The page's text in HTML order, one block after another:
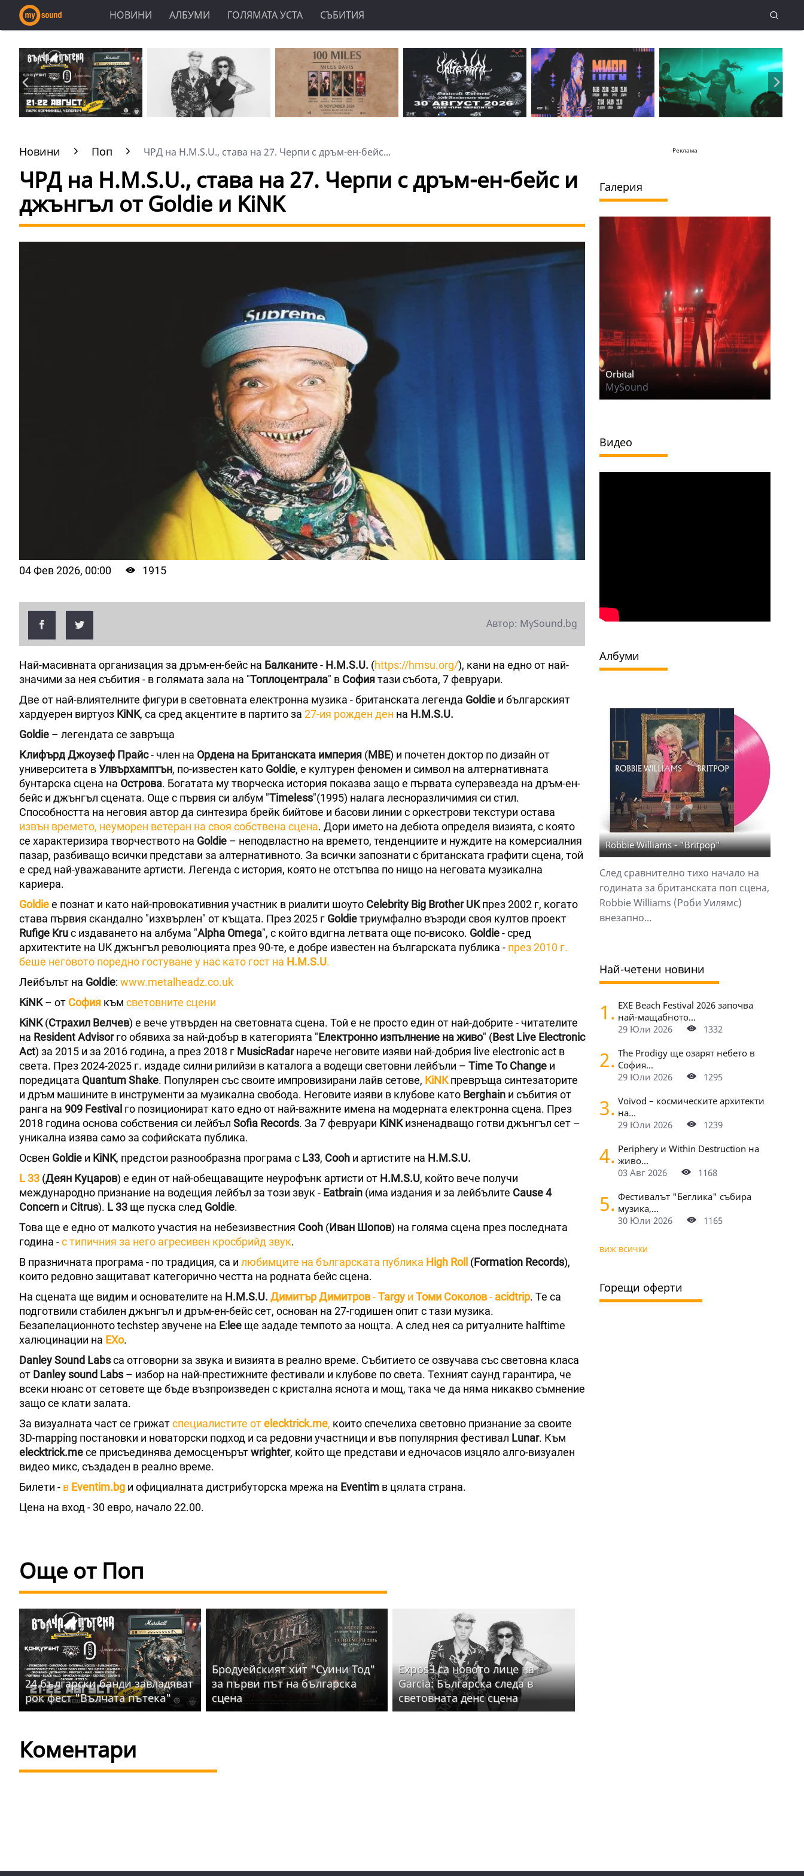
НОВИНИ АЛБУМИ ГОЛЯМАТА УСТА СЪБИТИЯ
Новини Поп ЧРД на H.M.S.U., става на 27. Черпи с дръм-ен-бейс...
ЧРД на H.M.S.U., става на 27. Черпи с дръм-ен-бейс и
джънгъл от Goldie и KiNK
04 Фев 2026, 00:00 1915
Автор: MySound.bg
Най-масивната организация за дръм-ен-бейс на Балканите- H.M.S.U. (https://hmsu.org/), кани на едно от най-
значими за нея събития - в голямата зала на "Топлоцентрала" в Софиятази събота, 7 февруари.
Две от най-влиятелните фигури в световната електронна музика - британската легенда Goldie и българският
хардуерен виртуоз KiNK, са сред акцентите в партито за 27-ия рожден ден на H.M.S.U.
Goldie – легендата се завръща
Клифърд Джоузеф Прайс- член на Ордена на Британската империя (MBE) и почетен доктор по дизайн от
университета вУлвърхамптън, по-известен като Goldie, е културен феномен и символ на алтернативната
бунтарска сцена на Острова. Богатата му творческа история показва защо е първата суперзвезда на дръм-ен-
бейс и джънгъл сцената. Още с първия си албум "Timeless"(1995) налага лесноразличимия си стил.
Способността на неговия автор да синтезира брейк бийтове и басови линии с оркестрови текстури остава
извън времето, неуморен ветеран на своя собствена сцена. Дори името на дебюта определя визията, с която
се характеризира творчеството на Goldie – неподвластно на времето, тенденциите и нуждите на комерсиалния
пазар, разбиващо всички представи за алтернативното. За всички запознати с британската графити сцена, той
е сред най-уважаваните артисти. Легенда с история, която не отстъпва по нищо на неговата музикална
кариера.
Goldieе познат и като най-провокативния участник в риалити шоуто Celebrity Big Brother UKпрез 2002 г, когато
става първия скандално "изхвърлен" от къщата. През 2025 г Goldieтриумфално възроди своя култов проект
Rufige Kruс издаването на албума "Alpha Omega", с който вдигна летвата още по-високо. Goldie- сред
архитектите на UK джънгъл революцията през 90-те, е добре известен на българската публика - през 2010 г.
беше неговото поредно гостуване у нас като гост на H.M.S.U.
Лейбълът на Goldie: www.metalheadz.co.uk
KiNK– от София към световните сцени
KiNK(Страхил Велчев) е вече утвърден на световната сцена. Той е не просто един от най-добрите - читателите
на Resident Advisorго обявиха за най-добър в категорията "Електронно изпълнение на живо" (Best Live Electronic
Act) за 2015 и за 2016 година, а през 2018 г MusicRadarнарече неговите изяви най-добрия live electronic act в
света. През 2024-2025 г. издаде силни рилийзи в каталога а водещи световни лейбъли – Time To Change и
поредицата Quantum Shake. Популярен със своите импровизирани лайв сетове, KiNK превръща синтезаторите
и дръм машините в инструменти за музикална свобода. Неговите изяви в клубове като Berghain и събития от
ранга на 909 Festival го позиционират като едно от най-важните имена на модерната електронна сцена. През
2018 година основа собствения си лейбъл Sofia Records. За 7 февруари KiNKизненадващо готви джънгъл сет –
уникална изява само за софийската публика.
Освен Goldie и KiNK, предстои разнообразна програма с L33, Cooh и артистите на H.M.S.U.
L 33 (Деян Куцаров) е един от най-обещаващите неурофънк артисти от H.M.S.U, който вече получи
международно признание на водещия лейбъл за този звук - Eatbrain (има издания и за лейбълите Cause 4
Concern и Citrus). L 33 ще пуска след Goldie.
Това ще е едно от малкото участия на небезизвестния Cooh (Иван Шопов) на голяма сцена през последната
година -с типичния за него агресивен кросбрийд звук.
В празничната програма - по традиция, са и любимците на българската публика High Roll (Formation Records),
които редовно защитават категорично честта на родната бейс сцена.
На сцената ще видим и основателите на H.M.S.U. Димитър Димитров-Targy и Томи Соколов- acidtrip. Те са
подготвили стабилен джънгъл и дръм-ен-бейс сет, основан на 27-годишен опит с тази музика.
Безапелационното techstep звучене на E:lee ще зададе темпото за нощта. А след нея са ритуалните halftime
халюцинации на EXo.
Danley Sound Labsса отговорни за звука и визията в реално време. Събитието се озвучава със световна класа
от Danley sound Labs – избор на най-престижните фестивали и клубове по света. Техният саунд гарантира, че
всеки нюанс от сетовете ще бъде възпроизведен с кристална яснота и мощ, така че да няма никакво съмнение
защо се клати залата.
За визуалната част се грижатспециалистите отelecktrick.me, които спечелиха световно признание за своите
3D-mapping постановки и новаторски подход и са редовни участници и във популярния фестивал Lunar. Към
elecktrick.meсе присъединява демосценърътwrighter, който ще представи и едночасов изцяло алго-визуален
видео микс, създаден в реално време.
Билети - в Eventim.bg и официалната дистрибуторска мрежа на Eventim в цялата страна.
Цена на вход - 30 евро, начало 22.00.
Още от Поп
24 български банди завладяват
рок фест "Вълчата пътека"
Бродуейският хит "Суини Тод"
за първи път на българска
сцена
ExposƎ са новото лице на
Garcia: Българска следа в
световната денс сцена
Коментари
Реклама
Галерия
Orbital
MySound
Видео
Албуми
Robbie Williams - "Britpop"
След сравнително тихо начало на
годината за британската поп сцена,
Robbie Williams (Роби Уилямс)
внезапно...
Най-четени новини
1. EXE Beach Festival 2026 започва
най-мащабното...
29 Юли 2026
1332
2. The Prodigy ще озарят небето в
София...
29 Юли 2026
1295
3. Voivod – космическите архитекти
на...
29 Юли 2026
1239
4. Periphery и Within Destruction на
живо...
03 Авг 2026
1168
5. Фестивалът "Беглика" събира
музика,...
30 Юли 2026
1165
виж всички
Горещи оферти